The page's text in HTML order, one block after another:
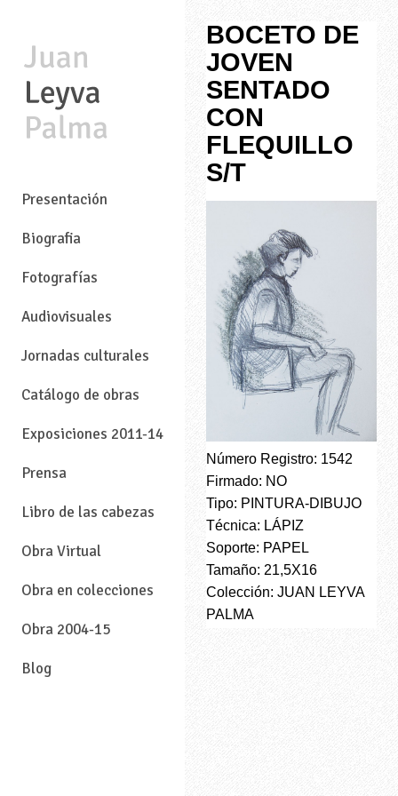
Presentación
Biografia
Fotografías
Audiovisuales
Jornadas culturales
Catálogo de obras
Exposiciones 2011-14
Prensa
Libro de las cabezas
Obra Virtual
Obra en colecciones
Obra 2004-15
Blog
BOCETO DE
JOVEN
SENTADO
CON
FLEQUILLO
S/T
Número Registro: 1542
Firmado: NO
Tipo: PINTURA-DIBUJO
Técnica: LÁPIZ
Soporte: PAPEL
Tamaño: 21,5X16
Colección: JUAN LEYVA
PALMA